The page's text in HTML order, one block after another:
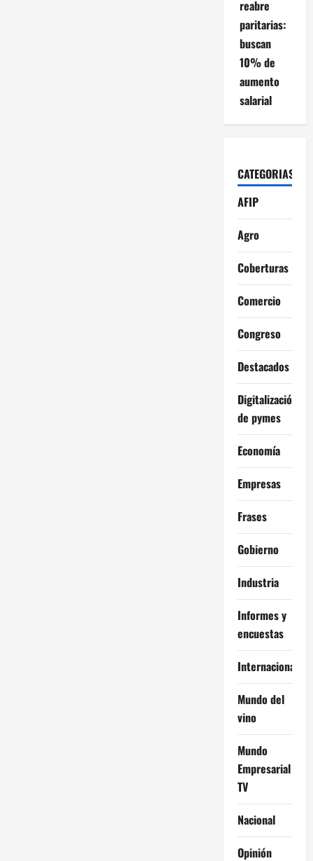
reabre
paritarias:
buscan
10% de
aumento
salarial
CATEGORIAS
AFIP
Agro
Coberturas
Comercio
Congreso
Destacados
Digitalización
de pymes
Economía
Empresas
Frases
Gobierno
Industria
Informes y
encuestas
Internacional
Mundo del
vino
Mundo
Empresarial
TV
Nacional
Opinión